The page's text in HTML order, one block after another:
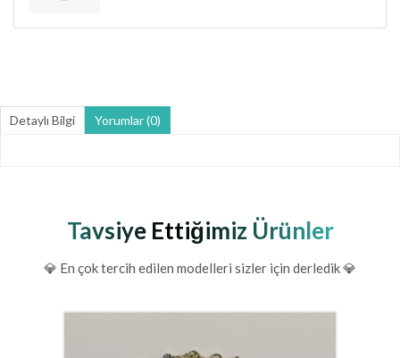
Detaylı Bilgi Yorumlar (0)
Tavsiye Ettiğimiz Ürünler
💎 En çok tercih edilen modelleri sizler için derledik 💎